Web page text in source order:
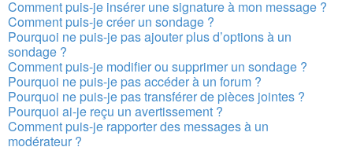
Comment puis-je insérer une signature à mon message ?
Comment puis-je créer un sondage ?
Pourquoi ne puis-je pas ajouter plus d’options à un
sondage ?
Comment puis-je modifier ou supprimer un sondage ?
Pourquoi ne puis-je pas accéder à un forum ?
Pourquoi ne puis-je pas transférer de pièces jointes ?
Pourquoi ai-je reçu un avertissement ?
Comment puis-je rapporter des messages à un
modérateur ?